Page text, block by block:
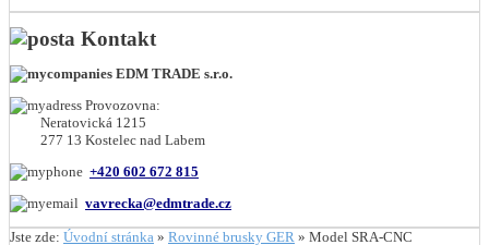
Kontakt
EDM TRADE s.r.o.
Provozovna:
Neratovická 1215
277 13 Kostelec nad Labem
+420 602 672 815
vavrecka@edmtrade.cz
Jste zde: Úvodní stránka » Rovinné brusky GER » Model SRA-CNC